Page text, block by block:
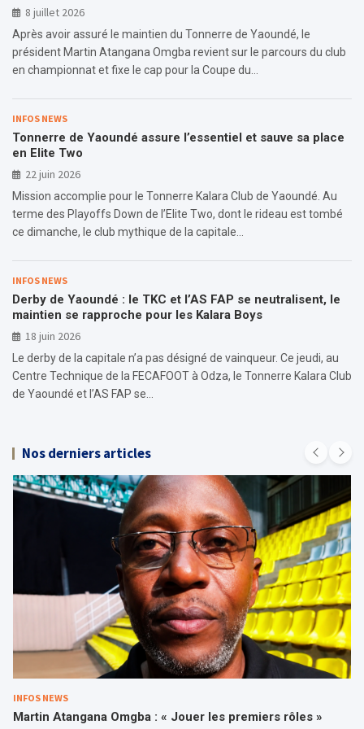
8 juillet 2026
Après avoir assuré le maintien du Tonnerre de Yaoundé, le
président Martin Atangana Omgba revient sur le parcours du club
en championnat et fixe le cap pour la Coupe du…
INFOS NEWS
Tonnerre de Yaoundé assure l’essentiel et sauve sa place
en Elite Two
22 juin 2026
Mission accomplie pour le Tonnerre Kalara Club de Yaoundé. Au
terme des Playoffs Down de l’Elite Two, dont le rideau est tombé
ce dimanche, le club mythique de la capitale…
INFOS NEWS
Derby de Yaoundé : le TKC et l’AS FAP se neutralisent, le
maintien se rapproche pour les Kalara Boys
18 juin 2026
Le derby de la capitale n’a pas désigné de vainqueur. Ce jeudi, au
Centre Technique de la FECAFOOT à Odza, le Tonnerre Kalara Club
de Yaoundé et l’AS FAP se…
Nos derniers articles
INFOS NEWS
Martin Atangana Omgba : « Jouer les premiers rôles »